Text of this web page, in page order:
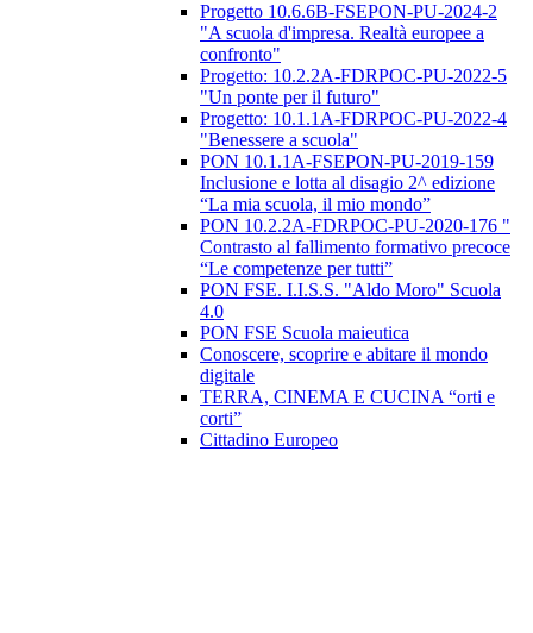
Progetto 10.6.6B-FSEPON-PU-2024-2
"A scuola d'impresa. Realtà europee a
confronto"
Progetto: 10.2.2A-FDRPOC-PU-2022-5
"Un ponte per il futuro"
Progetto: 10.1.1A-FDRPOC-PU-2022-4
"Benessere a scuola"
PON 10.1.1A-FSEPON-PU-2019-159
Inclusione e lotta al disagio 2^ edizione
“La mia scuola, il mio mondo”
PON 10.2.2A-FDRPOC-PU-2020-176 "
Contrasto al fallimento formativo precoce
“Le competenze per tutti”
PON FSE. I.I.S.S. "Aldo Moro" Scuola
4.0
PON FSE Scuola maieutica
Conoscere, scoprire e abitare il mondo
digitale
TERRA, CINEMA E CUCINA “orti e
corti”
Cittadino Europeo